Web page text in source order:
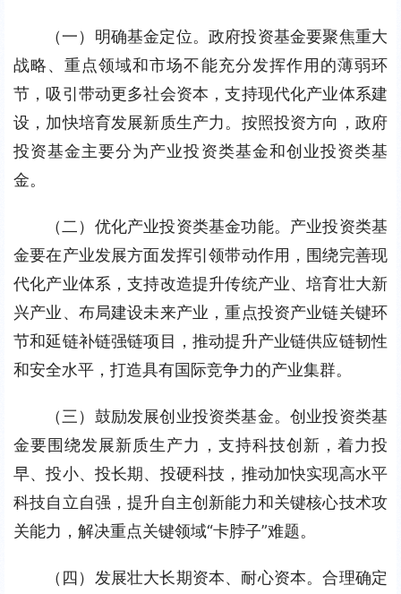
（一）明确基金定位。政府投资基金要聚焦重大
战略、重点领域和市场不能充分发挥作用的薄弱环
节，吸引带动更多社会资本，支持现代化产业体系建
设，加快培育发展新质生产力。按照投资方向，政府
投资基金主要分为产业投资类基金和创业投资类基
金。
（二）优化产业投资类基金功能。产业投资类基
金要在产业发展方面发挥引领带动作用，围绕完善现
代化产业体系，支持改造提升传统产业、培育壮大新
兴产业、布局建设未来产业，重点投资产业链关键环
节和延链补链强链项目，推动提升产业链供应链韧性
和安全水平，打造具有国际竞争力的产业集群。
（三）鼓励发展创业投资类基金。创业投资类基
金要围绕发展新质生产力，支持科技创新，着力投
早、投小、投长期、投硬科技，推动加快实现高水平
科技自立自强，提升自主创新能力和关键核心技术攻
关能力，解决重点关键领域“卡脖子”难题。
（四）发展壮大长期资本、耐心资本。合理确定